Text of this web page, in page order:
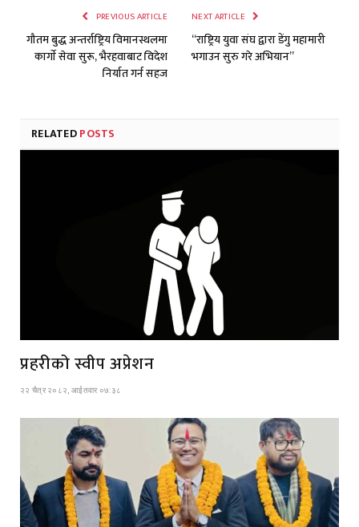
PREVIOUS ARTICLE
गौतम बुद्ध अन्तर्राष्ट्रिय विमानस्थलमा
कार्गाे सेवा सुरू, भैरहवाबाट विदेश
निर्यात गर्न सहज
NEXT ARTICLE
“राष्ट्रिय युवा संघ द्वारा डेंगु महामारी
भगाउन सुरु गरे अभियान”
RELATEDPOSTS
प्रहरीको स्वीप अप्रेशन
२२ चैत्र २०८२, आईतवार ०७:३८